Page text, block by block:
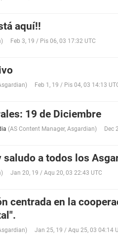
aquí!!
) Feb 3, 19 / Pis 06, 03 17:32 UTC
) Feb 1, 19 / Pis 04, 03 14:13
19 de Diciembre
(AS Content Manager, Asgardian) Dec
saludo a todos los
) Jan 20, 19 / Aqu 20, 03 22:43 UTC
centrada en la
) Jan 25, 19 / Aqu 25, 03 04:14